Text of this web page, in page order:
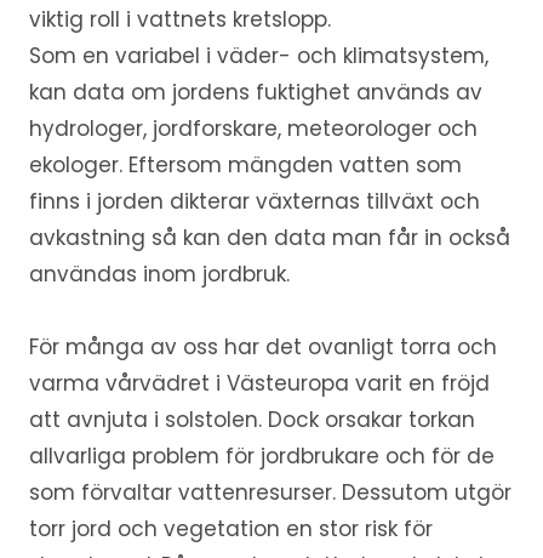
viktig roll i vattnets kretslopp.
Som en variabel i väder- och klimatsystem,
kan data om jordens fuktighet används av
hydrologer, jordforskare, meteorologer och
ekologer. Eftersom mängden vatten som
finns i jorden dikterar växternas tillväxt och
avkastning så kan den data man får in också
användas inom jordbruk.
För många av oss har det ovanligt torra och
varma vårvädret i Västeuropa varit en fröjd
att avnjuta i solstolen. Dock orsakar torkan
allvarliga problem för jordbrukare och för de
som förvaltar vattenresurser. Dessutom utgör
torr jord och vegetation en stor risk för